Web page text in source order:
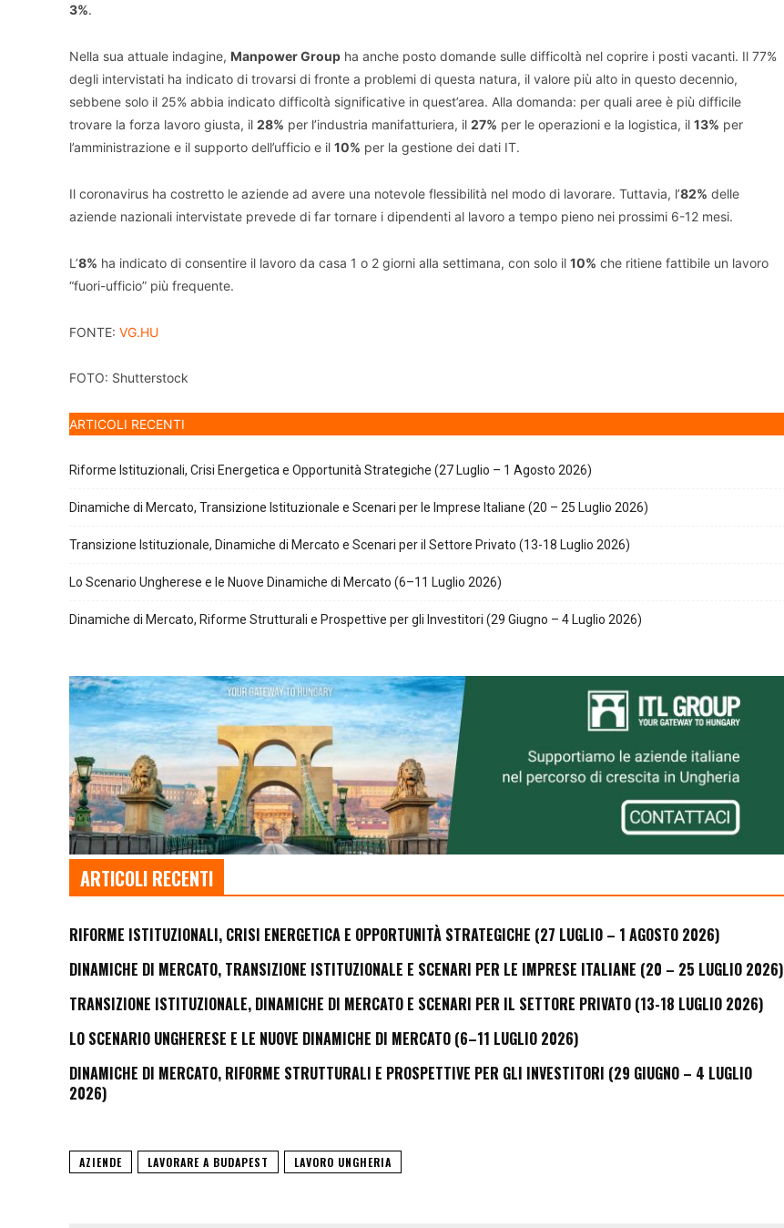
3%.
Nella sua attuale indagine, Manpower Group ha anche posto domande sulle difficoltà nel coprire i posti vacanti. Il 77%
degli intervistati ha indicato di trovarsi di fronte a problemi di questa natura, il valore più alto in questo decennio,
sebbene solo il 25% abbia indicato difficoltà significative in quest’area. Alla domanda: per quali aree è più difficile
trovare la forza lavoro giusta, il 28% per l’industria manifatturiera, il 27% per le operazioni e la logistica, il 13% per
l’amministrazione e il supporto dell’ufficio e il 10% per la gestione dei dati IT.
Il coronavirus ha costretto le aziende ad avere una notevole flessibilità nel modo di lavorare. Tuttavia, l’82% delle
aziende nazionali intervistate prevede di far tornare i dipendenti al lavoro a tempo pieno nei prossimi 6-12 mesi.
L’8% ha indicato di consentire il lavoro da casa 1 o 2 giorni alla settimana, con solo il 10% che ritiene fattibile un lavoro
“fuori-ufficio” più frequente.
FONTE: VG.HU
FOTO: Shutterstock
ARTICOLI RECENTI
Riforme Istituzionali, Crisi Energetica e Opportunità Strategiche (27 Luglio – 1 Agosto 2026)
Dinamiche di Mercato, Transizione Istituzionale e Scenari per le Imprese Italiane (20 – 25 Luglio 2026)
Transizione Istituzionale, Dinamiche di Mercato e Scenari per il Settore Privato (13-18 Luglio 2026)
Lo Scenario Ungherese e le Nuove Dinamiche di Mercato (6–11 Luglio 2026)
Dinamiche di Mercato, Riforme Strutturali e Prospettive per gli Investitori (29 Giugno – 4 Luglio 2026)
ARTICOLI RECENTI
RIFORME ISTITUZIONALI, CRISI ENERGETICA E OPPORTUNITÀ STRATEGICHE (27 LUGLIO – 1 AGOSTO 2026)
DINAMICHE DI MERCATO, TRANSIZIONE ISTITUZIONALE E SCENARI PER LE IMPRESE ITALIANE (20 – 25 LUGLIO 2026)
TRANSIZIONE ISTITUZIONALE, DINAMICHE DI MERCATO E SCENARI PER IL SETTORE PRIVATO (13-18 LUGLIO 2026)
LO SCENARIO UNGHERESE E LE NUOVE DINAMICHE DI MERCATO (6–11 LUGLIO 2026)
DINAMICHE DI MERCATO, RIFORME STRUTTURALI E PROSPETTIVE PER GLI INVESTITORI (29 GIUGNO – 4 LUGLIO
2026)
AZIENDE LAVORARE A BUDAPEST LAVORO UNGHERIA